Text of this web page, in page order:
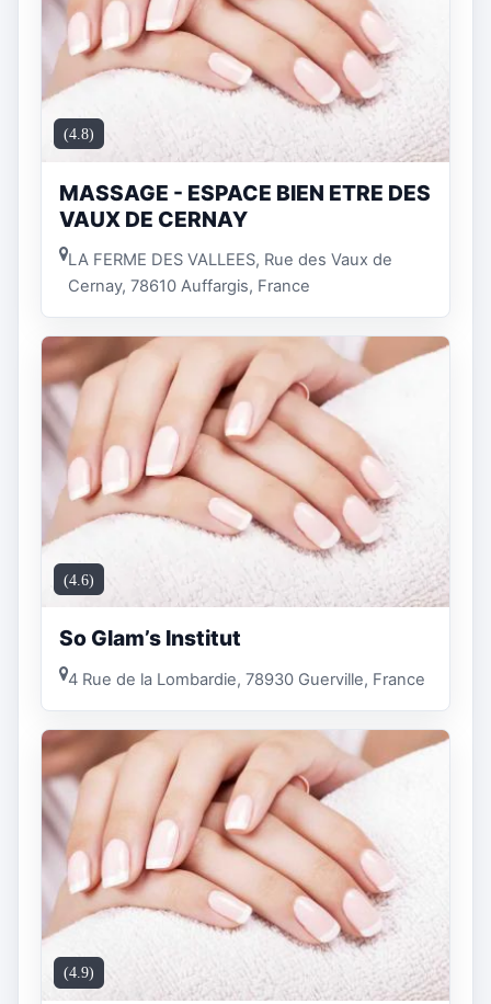
(4.8)
MASSAGE - ESPACE BIEN ETRE DES
VAUX DE CERNAY
LA FERME DES VALLEES, Rue des Vaux de
Cernay, 78610 Auffargis, France
(4.6)
So Glam’s Institut
4 Rue de la Lombardie, 78930 Guerville, France
(4.9)